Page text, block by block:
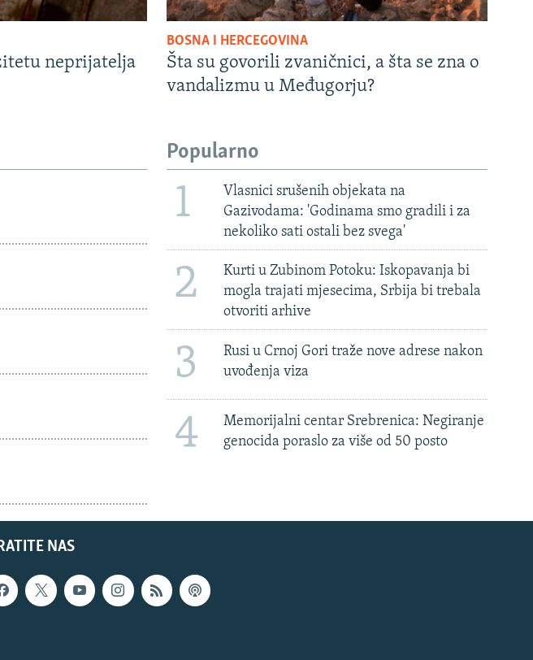
neprijatelja
BOSNA I HERCEGOVINA
Šta su govorili zvaničnici, a šta se zna o
vandalizmu u Međugorju?
Popularno
1
Vlasnici srušenih objekata na
Gazivodama: 'Godinama smo gradili i za
nekoliko sati ostali bez svega'
2
Kurti u Zubinom Potoku: Iskopavanja bi
mogla trajati mjesecima, Srbija bi trebala
otvoriti arhive
3
Rusi u Crnoj Gori traže nove adrese nakon
uvođenja viza
4
Memorijalni centar Srebrenica: Negiranje
genocida poraslo za više od 50 posto
NAS